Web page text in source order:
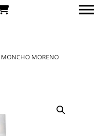
MONCHO MORENO